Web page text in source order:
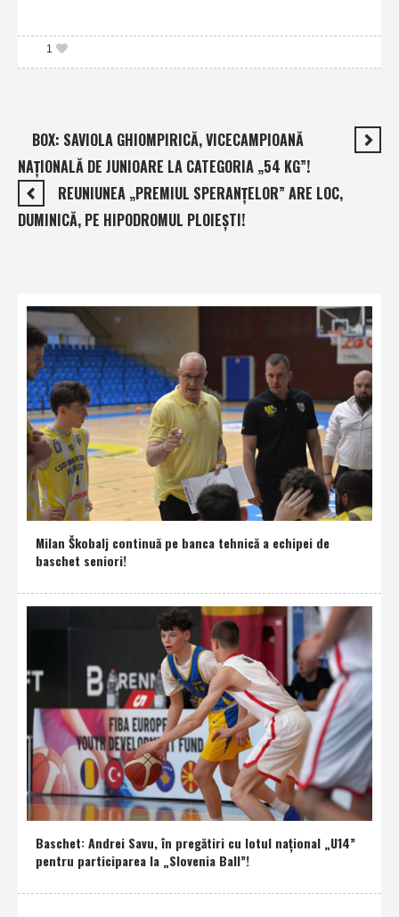
1
BOX: SAVIOLA GHIOMPIRICĂ, VICECAMPIOANĂ
NAŢIONALĂ DE JUNIOARE LA CATEGORIA „54 KG”!
REUNIUNEA „PREMIUL SPERANŢELOR” ARE LOC,
DUMINICĂ, PE HIPODROMUL PLOIEŞTI!
Milan Škobalj continuă pe banca tehnică a echipei de
baschet seniori!
Baschet: Andrei Savu, în pregătiri cu lotul naţional „U14”
pentru participarea la „Slovenia Ball”!